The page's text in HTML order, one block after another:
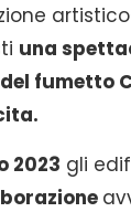
una
fumetto
2023 gli